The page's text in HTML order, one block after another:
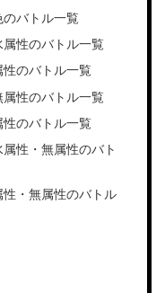
のバトル一覧
属性のバトル一覧
性のバトル一覧
属性のバトル一覧
性のバトル一覧
属性・無属性のバト
性・無属性のバトル